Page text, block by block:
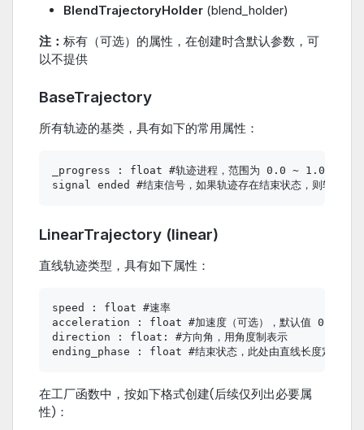
BlendTrajectoryHolder (blend_holder)
注： 标有（可选）的属性，在创建时含默认参数，可
以不提供
BaseTrajectory
所有轨迹的基类，具有如下的常用属性：
_progress : float #轨迹进程，范围为 0.0 ~ 1.0 ，如果轨
LinearTrajectory (linear)
直线轨迹类型，具有如下属性：
speed : float #速率
acceleration : float #加速度（可选），默认值 0
direction : float: #方向角，用角度制表示
在工厂函数中，按如下格式创建(后续仅列出必要属
性)：